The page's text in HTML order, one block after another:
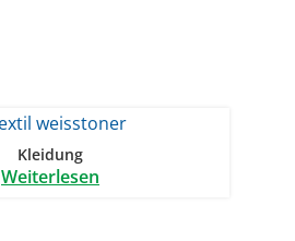
Kleidung
Weiterlesen